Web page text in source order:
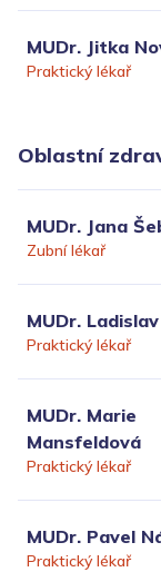
MUDr. Jitka
Praktický lékař
Oblastní
MUDr. Jana
Zubní lékař
MUDr.
Praktický lékař
MUDr. Marie
Mansfeldová
Praktický lékař
MUDr. Pavel
Praktický lékař